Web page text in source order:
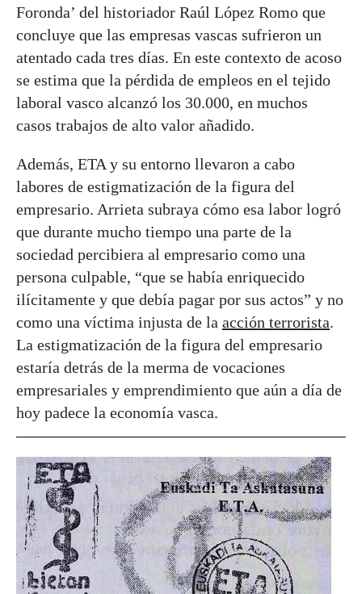
Foronda’ del historiador Raúl López Romo que
concluye que las empresas vascas sufrieron un
atentado cada tres días. En este contexto de acoso
se estima que la pérdida de empleos en el tejido
laboral vasco alcanzó los 30.000, en muchos
casos trabajos de alto valor añadido.
Además, ETA y su entorno llevaron a cabo
labores de estigmatización de la figura del
empresario. Arrieta subraya cómo esa labor logró
que durante mucho tiempo una parte de la
sociedad percibiera al empresario como una
persona culpable, “que se había enriquecido
ilícitamente y que debía pagar por sus actos” y no
como una víctima injusta de la acción terrorista.
La estigmatización de la figura del empresario
estaría detrás de la merma de vocaciones
empresariales y emprendimiento que aún a día de
hoy padece la economía vasca.